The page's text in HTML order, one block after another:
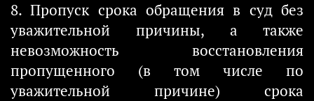
8. Пропуск срока обращения в суд без
уважительной причины, а также
невозможность восстановления
пропущенного (в том числе по
уважительной причине) срока